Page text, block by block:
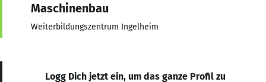
Maschinenbau
Weiterbildungszentrum Ingelheim
Logg Dich jetzt ein, um das ganze Profil zu